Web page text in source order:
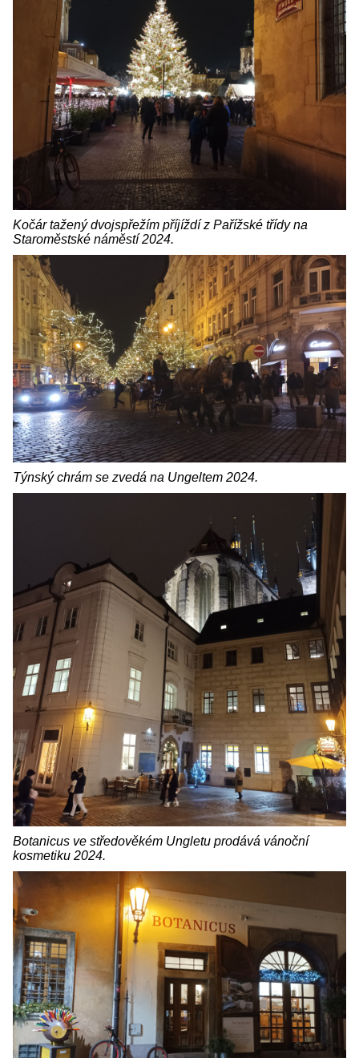
Kočár tažený dvojspřežím příjíždí z Pařížské třídy na
Staroměstské náměstí 2024.
Týnský chrám se zvedá na Ungeltem 2024.
Botanicus ve středověkém Ungletu prodává vánoční
kosmetiku 2024.